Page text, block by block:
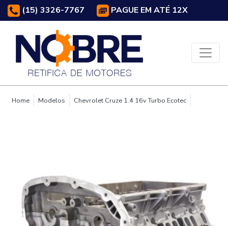
(15) 3326-7767 PAGUE EM ATÉ 12X
Home Modelos Chevrolet Cruze 1.4 16v Turbo Ecotec